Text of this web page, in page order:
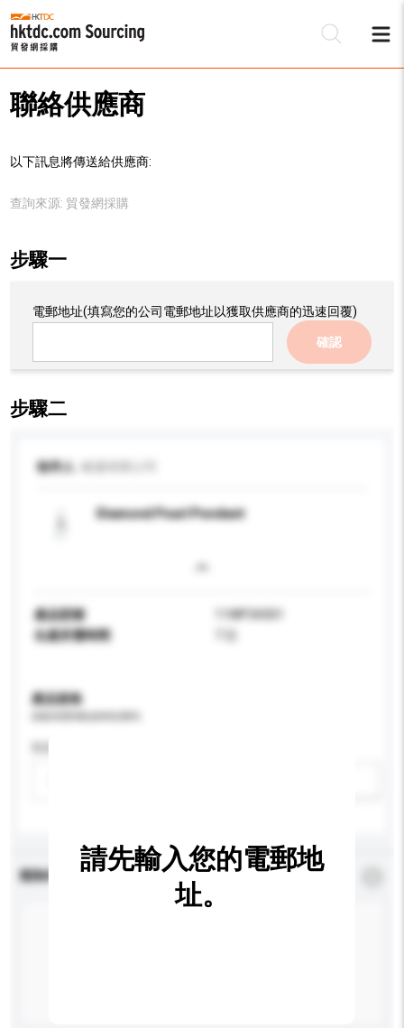
聯絡供應商
以下訊息將傳送給供應商:
查詢來源: 貿發網採購
步驟一
電郵地址(填寫您的公司電郵地址以獲取供應商的迅速回覆)
確認
步驟二
收件人
Diamond Pearl Pendant
產品型號
11WP34301
生產所需時間
產品規格
查詢內容 * 必須填寫
請先輸入您的電郵地
址。